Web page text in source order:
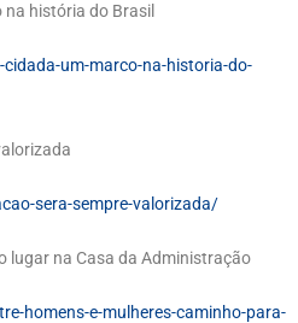
história do Brasil
um-marco-na-historia-do-
sera-sempre-valorizada/
lugar na Casa da Administração
homens-e-mulheres-caminho-para-